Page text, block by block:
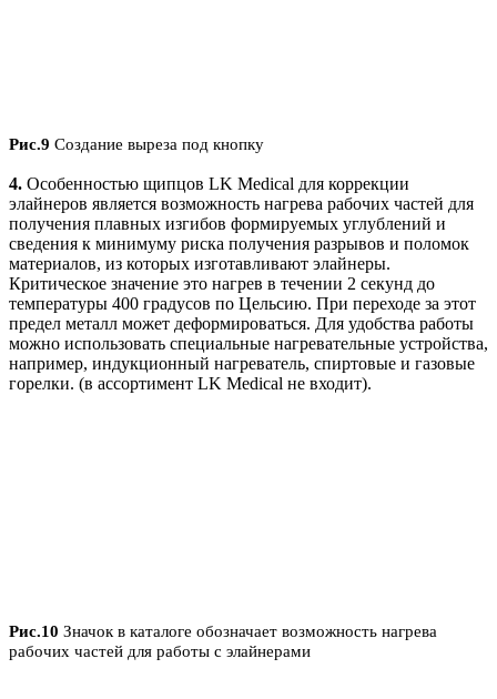
Рис.9 Создание выреза под кнопку
4. Особенностью щипцов LK Medical для коррекции
элайнеров является возможность нагрева рабочих частей для
получения плавных изгибов формируемых углублений и
сведения к минимуму риска получения разрывов и поломок
материалов, из которых изготавливают элайнеры.
Критическое значение это нагрев в течении 2 секунд до
температуры 400 градусов по Цельсию. При переходе за этот
предел металл может деформироваться. Для удобства работы
можно использовать специальные нагревательные устройства,
например, индукционный нагреватель, спиртовые и газовые
горелки. (в ассортимент LK Medical не входит).
Рис.10 Значок в каталоге обозначает возможность нагрева
рабочих частей для работы с элайнерами